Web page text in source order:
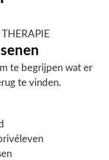
te begrijpen wat er
te vinden.